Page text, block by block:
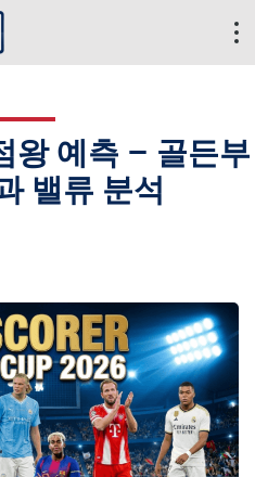
왕 예측 – 골든부
밸류 분석